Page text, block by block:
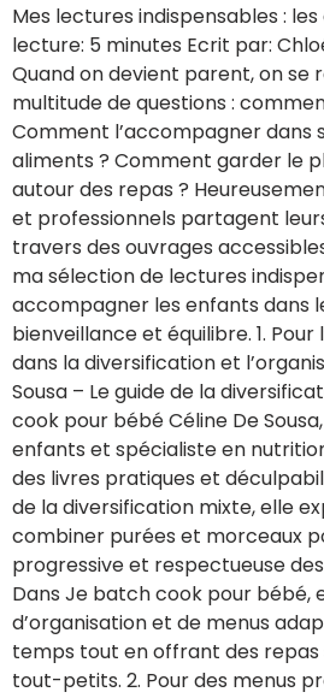
Mes lectures indispensables :
lecture: 5 minutes Ecrit par:
Quand on devient parent, on se
multitude de questions :
Comment l’accompagner dans
aliments ? Comment garder le
autour des repas ?
et professionnels partagent
travers des ouvrages
ma sélection de lectures
accompagner les enfants dans
bienveillance et équilibre. 1.
dans la diversification et
Sousa – Le guide de la
cook pour bébé Céline De
enfants et spécialiste en
des livres pratiques et
de la diversification mixte, elle
combiner purées et morceaux
progressive et respectueuse
Dans Je batch cook pour bébé,
d’organisation et de menus
temps tout en offrant des repas
tout-petits. 2. Pour des menus